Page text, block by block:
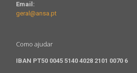
Email:
geral@ansa.pt
Como ajudar
IBAN PT50 0045 5140 4028 2101 0070 6